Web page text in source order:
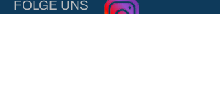
FOLGE UNS